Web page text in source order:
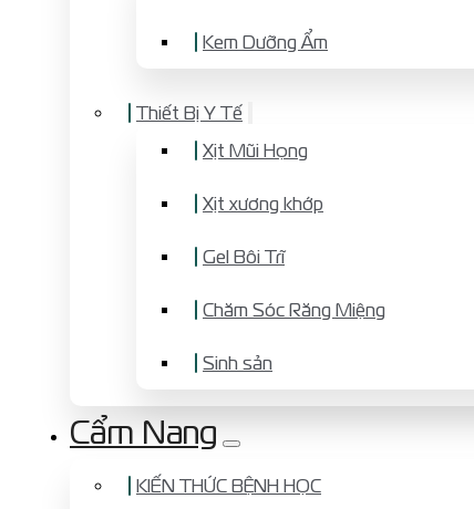
Kem Dưỡng Ẩm
Thiết Bị Y Tế
Xịt Mũi Họng
Xịt xương khớp
Gel Bôi Trĩ
Chăm Sóc Răng Miệng
Sinh sản
Cẩm Nang
KIẾN THỨC BỆNH HỌC